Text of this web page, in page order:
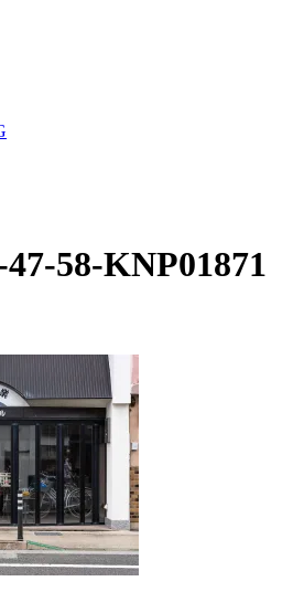
47-58-KNP01871